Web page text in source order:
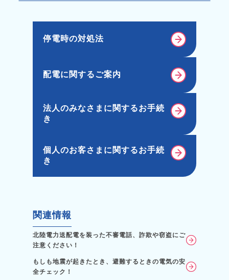
停電時の対処法
配電に関するご案内
法人のみなさまに関するお手続
き
個人のお客さまに関するお手続
き
関連情報
北陸電力送配電を装った不審電話、詐欺や窃盗にご
注意ください！
もしも地震が起きたとき、避難するときの電気の安
全チェック！